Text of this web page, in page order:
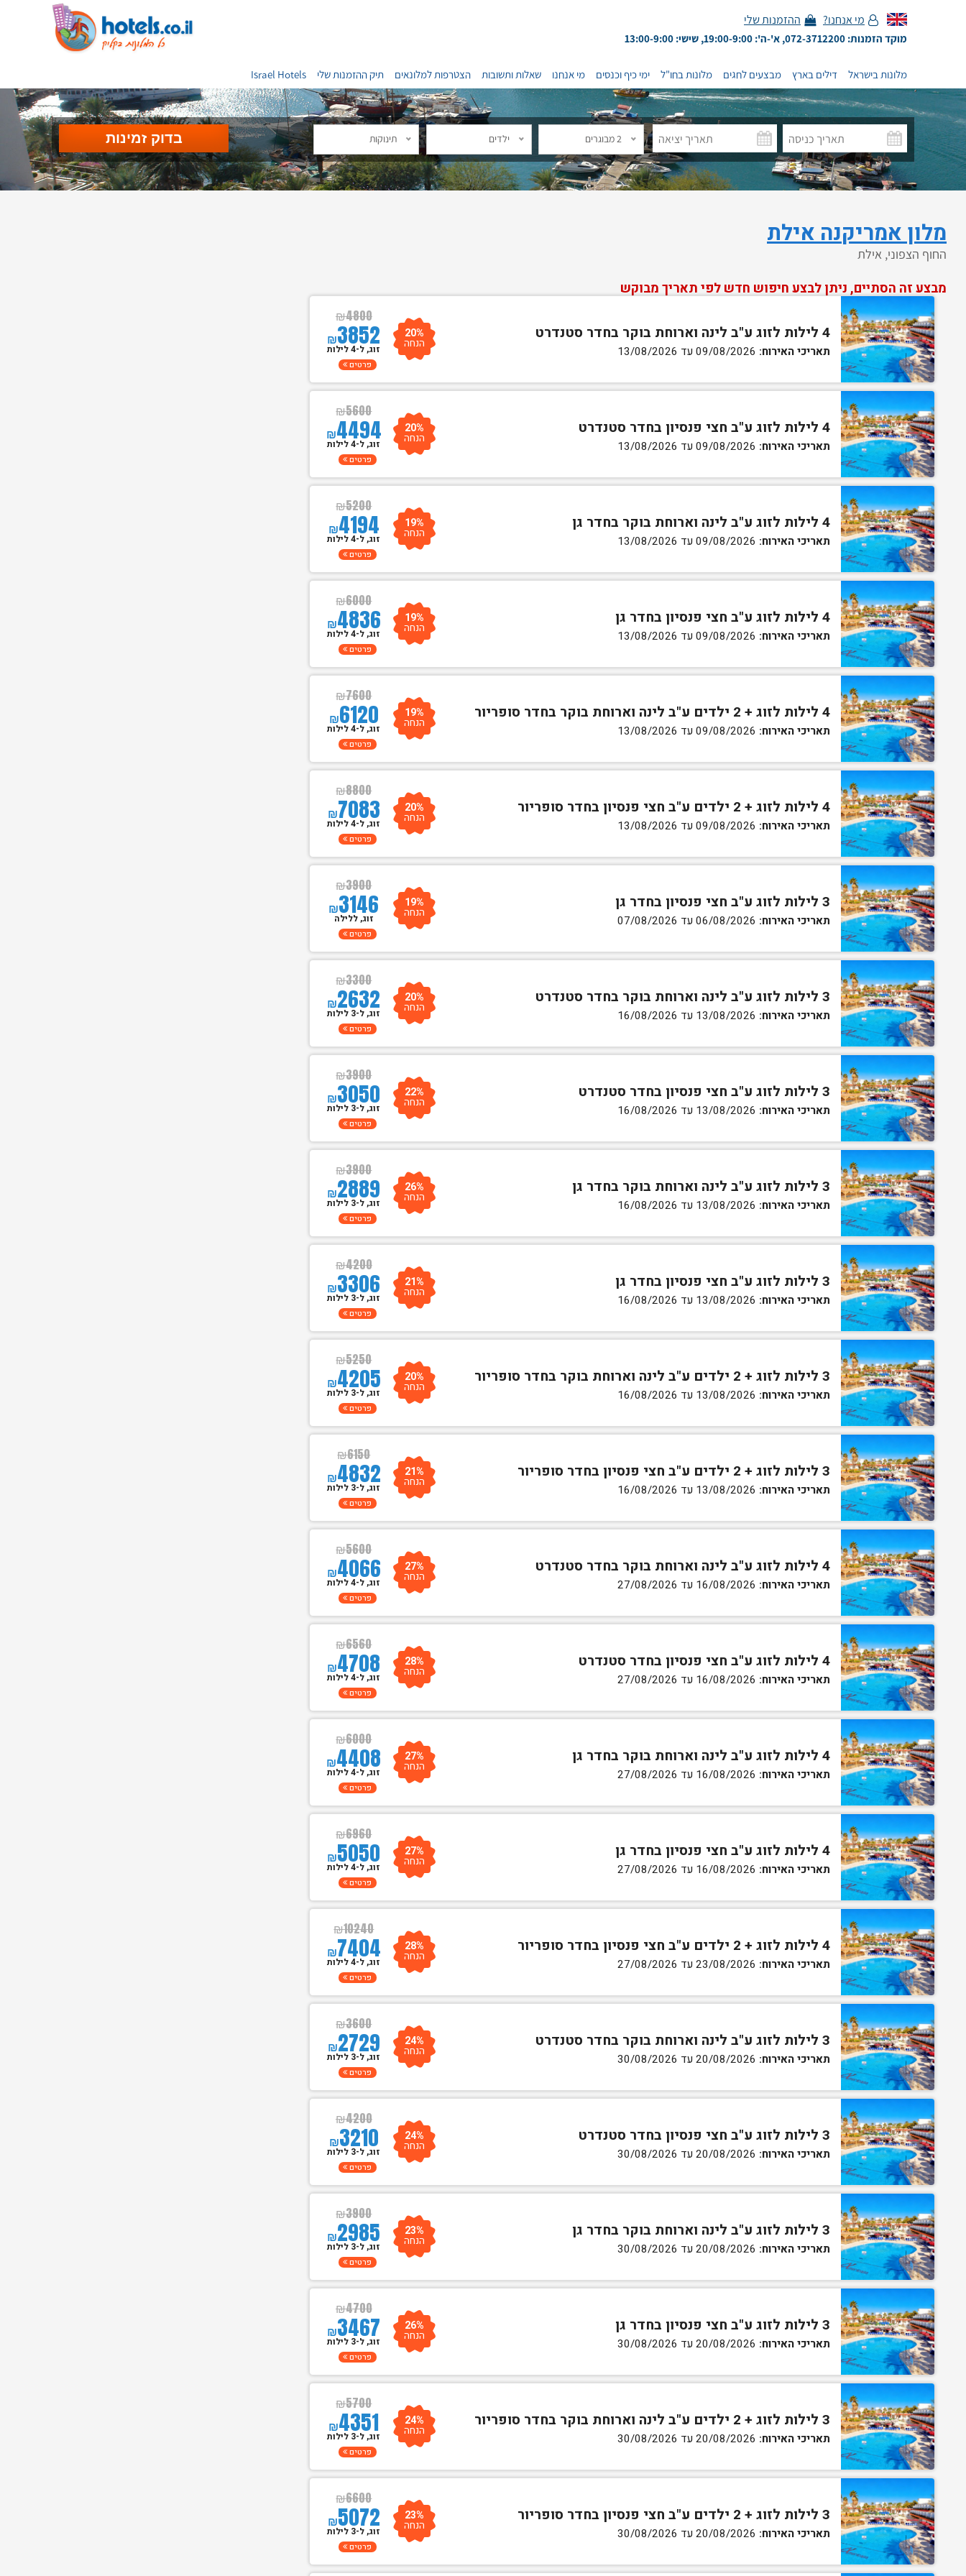
מי אנחנו? ההזמנות שלי
מוקד הזמנות: 072-3712200, א'-ה': 19:00-9:00, שישי: 13:00-9:00
מלונות בישראל דילים בארץ מבצעים לחגים מלונות בחו"ל ימי כיף וכנסים מי אנחנו שאלות ותשובות הצטרפות למלונאים תיק ההזמנות שלי Israel Hotels
2 מבוגרים ילדים תינוקות
מלון אמריקנה אילת
החוף הצפוני, אילת
מבצע זה הסתיים, ניתן לבצע חיפוש חדש לפי תאריך מבוקש
4 לילות לזוג ע"ב לינה וארוחת בוקר בחדר סטנדרט
תאריכי האירוח:
₪4800
₪3852 20%
הנחה זוג, ל-4 לילות
פרטים
4 לילות לזוג ע"ב חצי פנסיון בחדר סטנדרט
תאריכי האירוח:
₪5600
₪4494 20%
הנחה זוג, ל-4 לילות
פרטים
4 לילות לזוג ע"ב לינה וארוחת בוקר בחדר גן
תאריכי האירוח:
₪5200
₪4194 19%
הנחה זוג, ל-4 לילות
פרטים
4 לילות לזוג ע"ב חצי פנסיון בחדר גן
תאריכי האירוח:
₪6000
₪4836 19%
הנחה זוג, ל-4 לילות
פרטים
4 לילות לזוג + 2 ילדים ע"ב לינה וארוחת בוקר בחדר סופריור
תאריכי האירוח:
₪7600
₪6120 19%
הנחה זוג, ל-4 לילות
פרטים
4 לילות לזוג + 2 ילדים ע"ב חצי פנסיון בחדר סופריור
תאריכי האירוח:
₪8800
₪7083 20%
הנחה זוג, ל-4 לילות
פרטים
3 לילות לזוג ע"ב חצי פנסיון בחדר גן
תאריכי האירוח:
₪3900
₪3146 19%
הנחה זוג, ללילה
פרטים
3 לילות לזוג ע"ב לינה וארוחת בוקר בחדר סטנדרט
תאריכי האירוח:
₪3300
₪2632 20%
הנחה זוג, ל-3 לילות
פרטים
3 לילות לזוג ע"ב חצי פנסיון בחדר סטנדרט
תאריכי האירוח:
₪3900
₪3050 22%
הנחה זוג, ל-3 לילות
פרטים
3 לילות לזוג ע"ב לינה וארוחת בוקר בחדר גן
תאריכי האירוח:
₪3900
₪2889 26%
הנחה זוג, ל-3 לילות
פרטים
3 לילות לזוג ע"ב חצי פנסיון בחדר גן
תאריכי האירוח:
₪4200
₪3306 21%
הנחה זוג, ל-3 לילות
פרטים
3 לילות לזוג + 2 ילדים ע"ב לינה וארוחת בוקר בחדר סופריור
תאריכי האירוח:
₪5250
₪4205 20%
הנחה זוג, ל-3 לילות
פרטים
3 לילות לזוג + 2 ילדים ע"ב חצי פנסיון בחדר סופריור
תאריכי האירוח:
₪6150
₪4832 21%
הנחה זוג, ל-3 לילות
פרטים
4 לילות לזוג ע"ב לינה וארוחת בוקר בחדר סטנדרט
תאריכי האירוח:
₪5600
₪4066 27%
הנחה זוג, ל-4 לילות
פרטים
4 לילות לזוג ע"ב חצי פנסיון בחדר סטנדרט
תאריכי האירוח:
₪6560
₪4708 28%
הנחה זוג, ל-4 לילות
פרטים
4 לילות לזוג ע"ב לינה וארוחת בוקר בחדר גן
תאריכי האירוח:
₪6000
₪4408 27%
הנחה זוג, ל-4 לילות
פרטים
4 לילות לזוג ע"ב חצי פנסיון בחדר גן
תאריכי האירוח:
₪6960
₪5050 27%
הנחה זוג, ל-4 לילות
פרטים
4 לילות לזוג + 2 ילדים ע"ב חצי פנסיון בחדר סופריור
תאריכי האירוח:
₪10240
₪7404 28%
הנחה זוג, ל-4 לילות
פרטים
3 לילות לזוג ע"ב לינה וארוחת בוקר בחדר סטנדרט
תאריכי האירוח:
₪3600
₪2729 24%
הנחה זוג, ל-3 לילות
פרטים
3 לילות לזוג ע"ב חצי פנסיון בחדר סטנדרט
תאריכי האירוח:
₪4200
₪3210 24%
הנחה זוג, ל-3 לילות
פרטים
3 לילות לזוג ע"ב לינה וארוחת בוקר בחדר גן
תאריכי האירוח:
₪3900
₪2985 23%
הנחה זוג, ל-3 לילות
פרטים
3 לילות לזוג ע"ב חצי פנסיון בחדר גן
תאריכי האירוח:
₪4700
₪3467 26%
הנחה זוג, ל-3 לילות
פרטים
3 לילות לזוג + 2 ילדים ע"ב לינה וארוחת בוקר בחדר סופריור
תאריכי האירוח:
₪5700
₪4351 24%
הנחה זוג, ל-3 לילות
פרטים
3 לילות לזוג + 2 ילדים ע"ב חצי פנסיון בחדר סופריור
תאריכי האירוח:
₪6600
₪5072 23%
הנחה זוג, ל-3 לילות
פרטים